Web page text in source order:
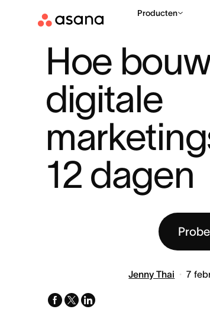
Producten
Hoe
digitale
12 dagen
Jenny Thai 7
facebook
x-
linkedin